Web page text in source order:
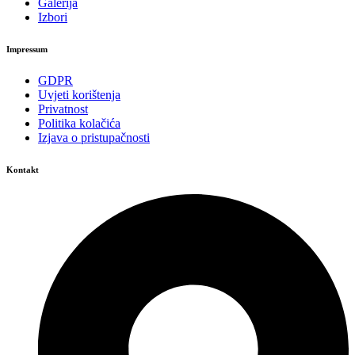
Galerija
Izbori
Impressum
GDPR
Uvjeti korištenja
Privatnost
Politika kolačića
Izjava o pristupačnosti
Kontakt